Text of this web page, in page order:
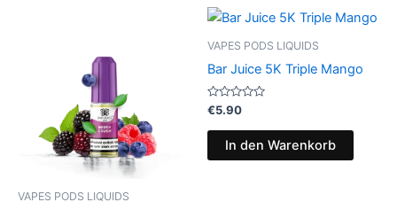
VAPES PODS LIQUIDS
VAPES PODS LIQUIDS
Bar Juice 5K Triple Mango
Bewertet
mit
0
€5.90
In den Warenkorb